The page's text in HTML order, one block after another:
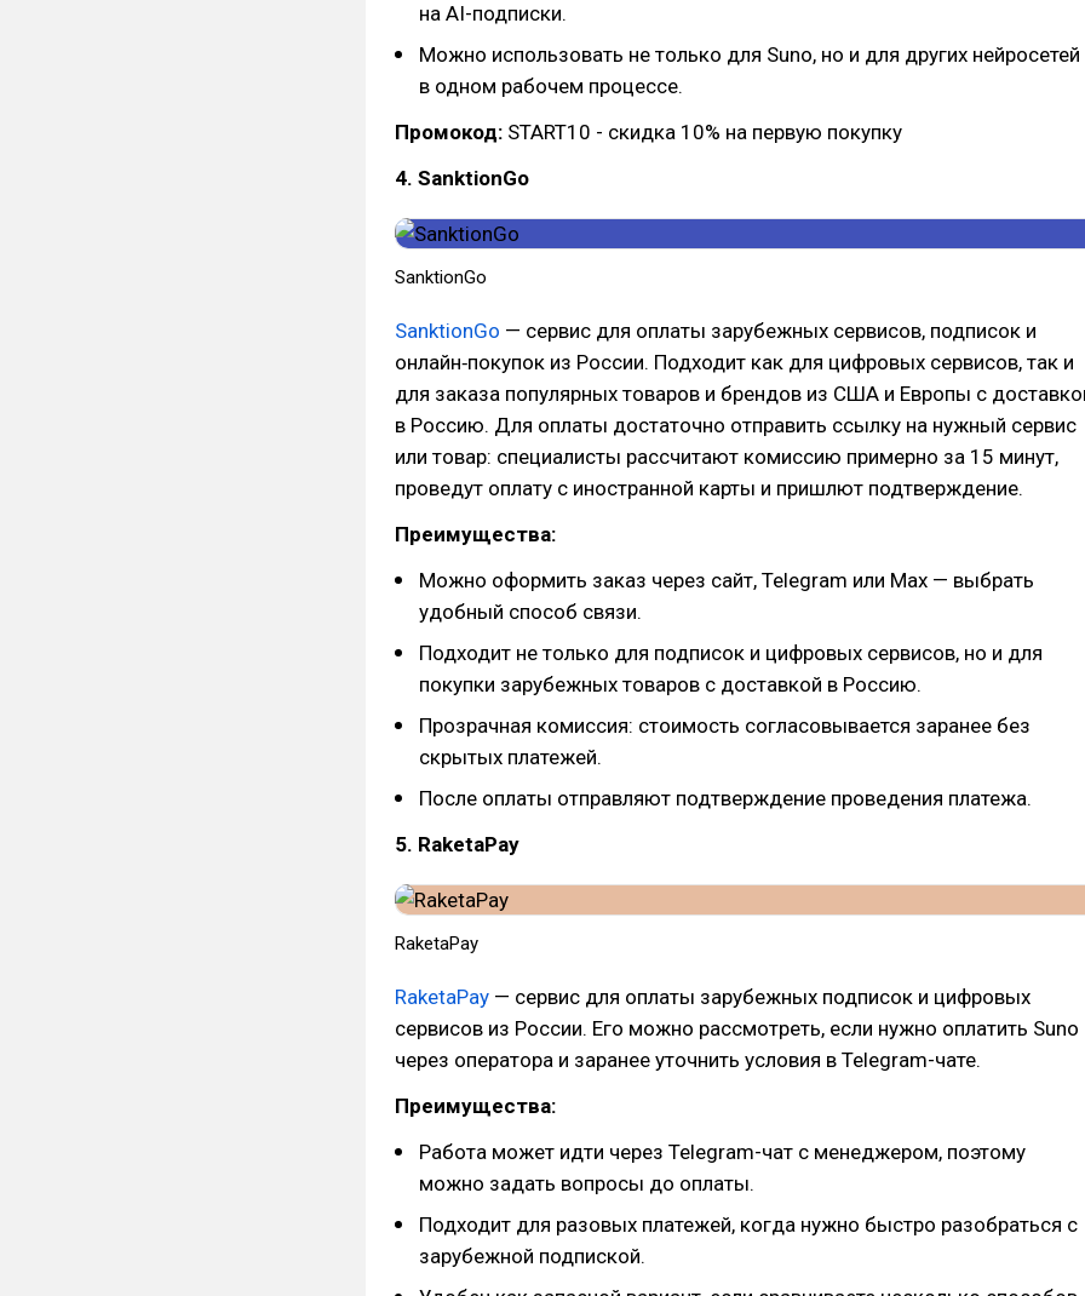
на AI-подписки.
Можно использовать не только для Suno, но и для других нейросетей
в одном рабочем процессе.
Промокод: START10 - скидка 10% на первую покупку
4. SanktionGo
SanktionGo
SanktionGo — сервис для оплаты зарубежных сервисов, подписок и
онлайн‑покупок из России. Подходит как для цифровых сервисов, так и
для заказа популярных товаров и брендов из США и Европы с
в Россию. Для оплаты достаточно отправить ссылку на нужный сервис
или товар: специалисты рассчитают комиссию примерно за 15 минут,
проведут оплату с иностранной карты и пришлют подтверждение.
Преимущества:
Можно оформить заказ через сайт, Telegram или Max — выбрать
удобный способ связи.
Подходит не только для подписок и цифровых сервисов, но и для
покупки зарубежных товаров с доставкой в Россию.
Прозрачная комиссия: стоимость согласовывается заранее без
скрытых платежей.
После оплаты отправляют подтверждение проведения платежа.
5. RaketaPay
RaketaPay
RaketaPay — сервис для оплаты зарубежных подписок и цифровых
сервисов из России. Его можно рассмотреть, если нужно оплатить Suno
через оператора и заранее уточнить условия в Telegram-чате.
Преимущества:
Работа может идти через Telegram-чат с менеджером, поэтому
можно задать вопросы до оплаты.
Подходит для разовых платежей, когда нужно быстро разобраться с
зарубежной подпиской.